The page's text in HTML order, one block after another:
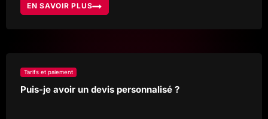
EN SAVOIR PLUS
Y
A-
DES
FORFAITS
?
Tarifs et paiement
Puis-je avoir un devis personnalisé ?